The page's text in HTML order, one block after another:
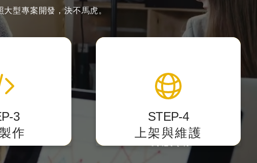
大型專案開發，決不馬虎。
3
作
台製作
精簡好用，讓
用就上手。
STEP-4
上架與維護
上架與維護
提供後台測試點，校對後正式上
架，
主動遞交網站sitemap提供搜尋
引擎蒐錄。